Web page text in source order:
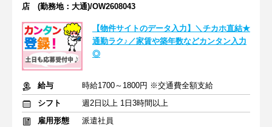
店 (勤務地：大通)/OW2608043
【物件サイトのデータ入力】＼チカホ直結★
通勤ラク♪／家賃や築年数などカンタン入力
◎
給与
時給1700～1800円 ※交通費全額支給
シフト
週2日以上 1日3時間以上
雇用形態
派遣社員